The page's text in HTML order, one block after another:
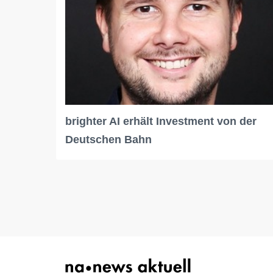
brighter AI erhält Investment von der
Deutschen Bahn